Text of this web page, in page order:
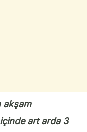
akşam
art arda 3